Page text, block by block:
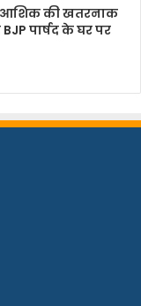
आशिक की खतरनाक
पार्षद के घर पर